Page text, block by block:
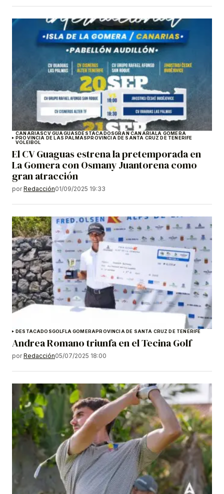
CANARIASCV GUAGUASDESTACADOSGRAN CANARIALA GOMERA
PROVINCIA DE LAS PALMASPROVINCIA DE SANTA CRUZ DE TENERIFE
VOLEIBOL
El CV Guaguas estrena la pretemporada en
La Gomera con Osmany Juantorena como
gran atracción
por Redacción01/09/2025 19:33
DESTACADOSGOLFLA GOMERAPROVINCIA DE SANTA CRUZ DE TENERIFE
Andrea Romano triunfa en el Tecina Golf
por Redacción05/07/2025 18:00